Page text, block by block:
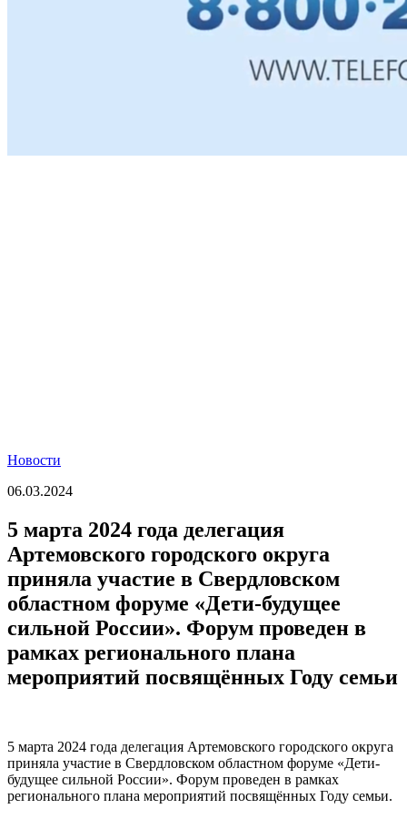
Новости
06.03.2024
5 марта 2024 года делегация
Артемовского городского округа
приняла участие в Свердловском
областном форуме «Дети-будущее
сильной России». Форум проведен в
рамках регионального плана
мероприятий посвящённых Году семьи
5 марта 2024 года делегация Артемовского городского округа
приняла участие в Свердловском областном форуме «Дети-
будущее сильной России». Форум проведен в рамках
регионального плана мероприятий посвящённых Году семьи.